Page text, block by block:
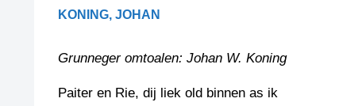
LIMERICKS
LUUSTERN
LEGENDEN
RECEPTEN
SCHRIEFREGELS
PAZZIPANTEN
KONING, JOHAN
Grunneger omtoalen: Johan W. Koning
Paiter en Rie, dij liek old binnen as ik